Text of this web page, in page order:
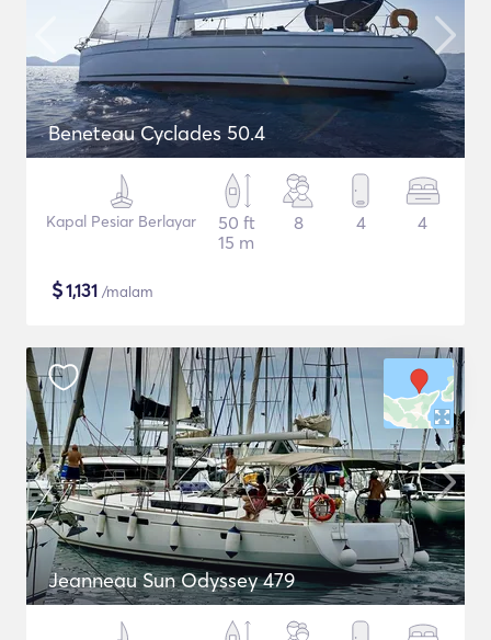
Beneteau Cyclades 50.4
Kapal Pesiar Berlayar
50 ft
15 m
8 4 4
$1,131 /malam
Jeanneau Sun Odyssey 479